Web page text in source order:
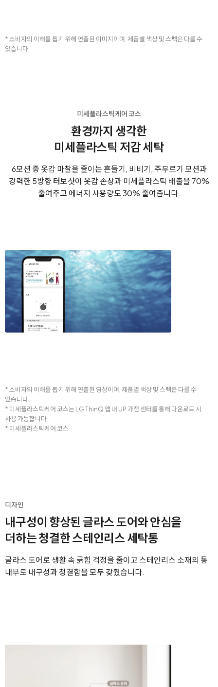
* 소비자의 이해를 돕기 위해 연출된 이미지이며, 제품별 색상 및 스펙은 다를 수
있습니다.
미세플라스틱케어 코스
환경까지 생각한
미세플라스틱 저감 세탁
6모션 중 옷감 마찰을 줄이는 흔들기, 비비기, 주무르기 모션과
강력한 5방향 터보샷이 옷감 손상과 미세플라스틱 배출을 70%
줄여주고 에너지 사용량도 30% 줄여줍니다.
* 소비자의 이해를 돕기 위해 연출된 영상이며, 제품별 색상 및 스펙은 다를 수
있습니다.
* 미세플라스틱케어 코스는 LG ThinQ 앱 내 UP 가전 센터를 통해 다운로드 시
사용 가능합니다.
* 미세플라스틱케어 코스
디자인
내구성이 향상된 글라스 도어와 안심을
더하는청결한 스테인리스 세탁통
글라스 도어로 생활 속 긁힘 걱정을 줄이고 스테인리스 소재의 통
내부로 내구성과 청결함을 모두 갖췄습니다.